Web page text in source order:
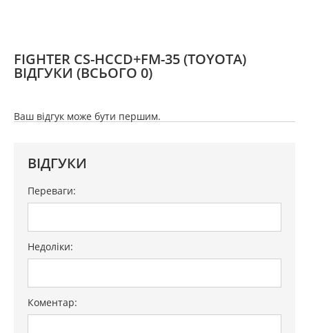
FIGHTER CS-HCCD+FM-35 (TOYOTA)
ВІДГУКИ (ВСЬОГО 0)
Ваш відгук може бути першим.
ВІДГУКИ
Переваги:
Недоліки:
Коментар: